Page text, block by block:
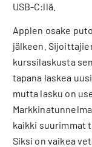
USB-C:llä.
Applen osake
jälkeen.
kurssilaskusta
tapana laskea
mutta lasku on
kaikki suurimmat
Siksi on vaikea